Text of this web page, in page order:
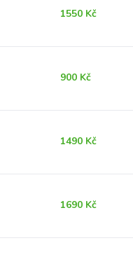
1550 Kč
900 Kč
1490 Kč
1690 Kč